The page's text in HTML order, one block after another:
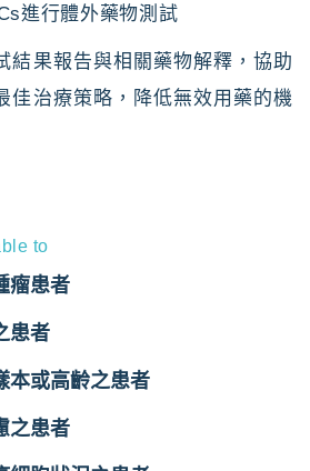
進行體外藥物測試
結果報告與相關藥物解釋，協助
佳治療策略，降低無效用藥的機
to
瘤患者
患者
本或高齡之患者
之患者